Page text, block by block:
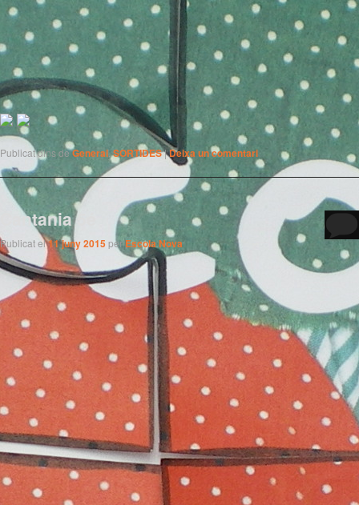
Publicat dins deGeneral,SORTIDES|Deixa un comentari
Cantania 5é
Publicat el11 juny 2015 perEscola Nova